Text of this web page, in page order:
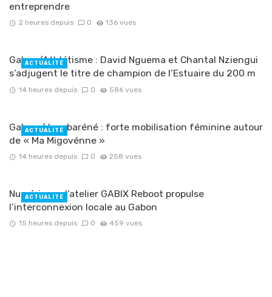
entreprendre
2 heures depuis 0 136 vues
Gabon/Athlétisme : David Nguema et Chantal Nziengui
s’adjugent le titre de champion de l’Estuaire du 200 m
14 heures depuis 0 586 vues
ACTUALITÉ
Gabon / Lambaréné : forte mobilisation féminine autour
de « Ma Migovénne »
14 heures depuis 0 258 vues
ACTUALITÉ
Numérique : l’atelier GABIX Reboot propulse
l’interconnexion locale au Gabon
15 heures depuis 0 459 vues
ACTUALITÉ